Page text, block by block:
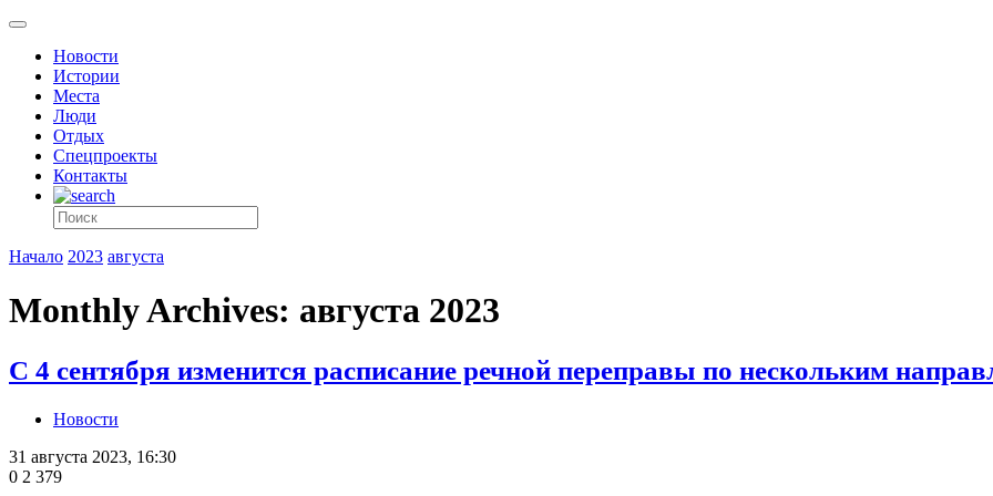
Новости
Истории
Места
Люди
Отдых
Спецпроекты
Контакты
Начало 2023 августа
Monthly Archives: августа 2023
С 4 сентября изменится расписание речной переправы по нескольким
Новости
31 августа 2023, 16:30
0 2 379